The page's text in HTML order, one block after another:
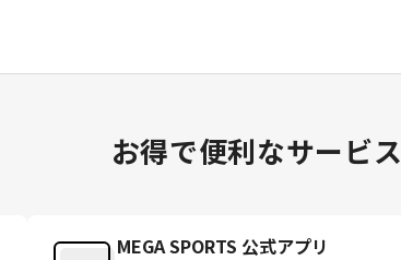
お得で便利なサービス
MEGA SPORTS 公式アプリ